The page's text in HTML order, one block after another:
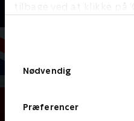
tilbage ved at klikke på
Nødvendig
Præferencer